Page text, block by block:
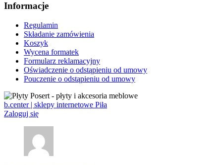
Informacje
Regulamin
Składanie zamówienia
Koszyk
Wycena formatek
Formularz reklamacyjny
Oświadczenie o odstąpieniu od umowy
Pouczenie o odstąpieniu od umowy
b.center | sklepy internetowe Piła
Zaloguj się